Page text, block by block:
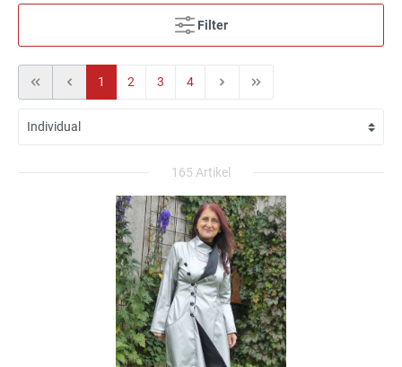
Filter
1 2 3 4
165 Artikel